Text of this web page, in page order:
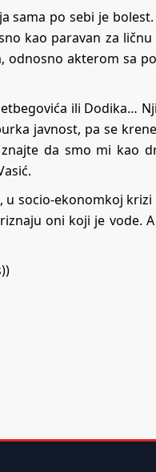
po sebi je
kao paravan za
odnosno akterom sa
ili Dodika…
javnost, pa se
da smo mi kao
socio-ekonomkoj
oni koji je vode.